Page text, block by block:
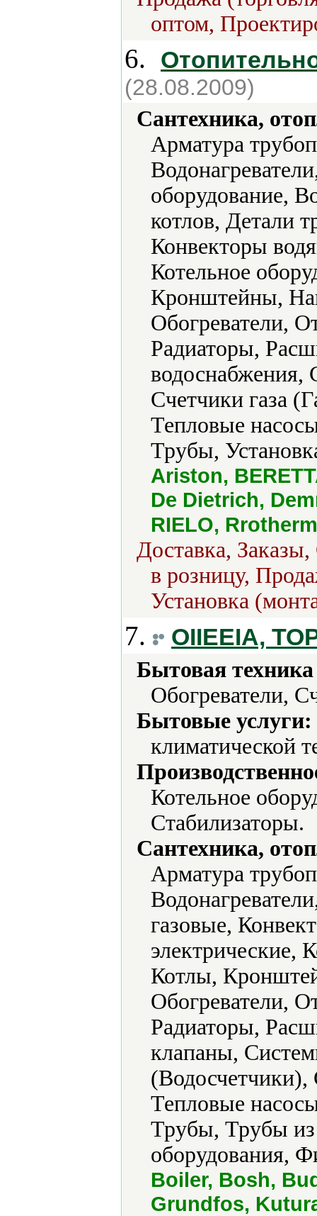
оптом,
6.
(28.08.2009)
Сантехника,
Арматура
оборудование,
котлов, Детали
Конвекторы
Котельное
Кронштейны,
Обогреватели,
Радиаторы,
водоснабжения,
Счетчики газа
Тепловые
Трубы,
Ariston,
De Dietrich,
RIELO,
Доставка,
в розницу,
Установка
7. OIIEEIA,
Бытовая
Обогреватели,
Бытовые услуги:
климатической
Котельное
Стабилизаторы.
Сантехника,
Арматура
газовые,
электрические,
Котлы,
Обогреватели,
Радиаторы,
клапаны,
(Водосчетчики),
Тепловые
Трубы, Трубы из
оборудования,
Boiler, Bosh,
Grundfos,